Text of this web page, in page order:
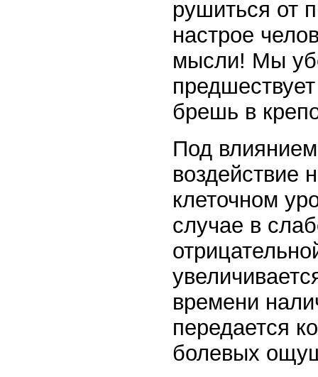
рушиться от
настрое
мысли! Мы
брешь в
Под
воздействие
клеточном
случае в
времени
передается
болевых